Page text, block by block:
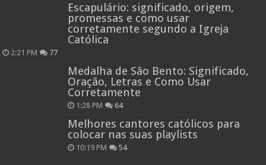
Escapulário: significado, origem,
promessas e como usar
corretamente segundo a Igreja
Católica
2:21 PM 77
Medalha de São Bento: Significado,
Oração, Letras e Como Usar
Corretamente
1:28 PM 64
Melhores cantores católicos para
colocar nas suas playlists
10:19 PM 54